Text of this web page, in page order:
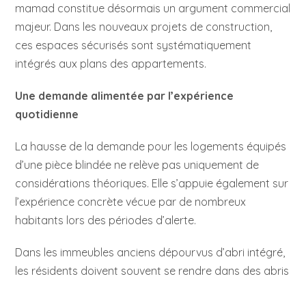
mamad constitue désormais un argument commercial
majeur. Dans les nouveaux projets de construction,
ces espaces sécurisés sont systématiquement
intégrés aux plans des appartements.
Une demande alimentée par l’expérience
quotidienne
La hausse de la demande pour les logements équipés
d’une pièce blindée ne relève pas uniquement de
considérations théoriques. Elle s’appuie également sur
l’expérience concrète vécue par de nombreux
habitants lors des périodes d’alerte.
Dans les immeubles anciens dépourvus d’abri intégré,
les résidents doivent souvent se rendre dans des abris